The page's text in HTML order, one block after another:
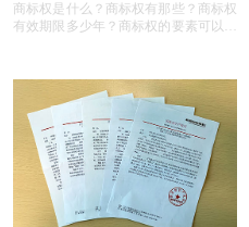
商标权是什么？商标权有那些？商标权
有效期限多少年？商标权的要素可以有
望对各位商标注册老板有帮助